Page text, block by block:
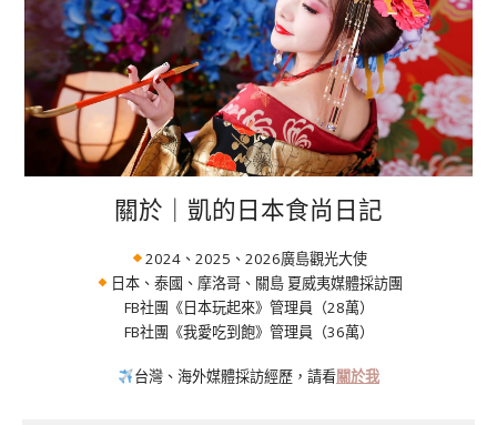
關於｜凱的日本食尚日記
2024、2025、2026廣島觀光大使
日本、泰國、摩洛哥、關島 夏威夷媒體採訪團
FB社團《日本玩起來》管理員（28萬）
FB社團《我愛吃到飽》管理員（36萬）
台灣、海外媒體採訪經歷，請看關於我